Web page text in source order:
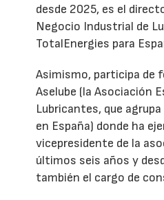
desde 2025, es el
Negocio Industrial de
TotalEnergies para
Asimismo, participa de
Aselube (la Asociación
Lubricantes, que
en España) donde ha
vicepresidente de la
últimos seis años y
también el cargo de